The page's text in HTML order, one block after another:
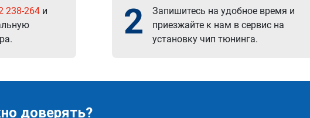
238-264 и
2
Запишитесь на удобное время и
приезжайте к нам в сервис на
установку чип тюнинга.
доверять?